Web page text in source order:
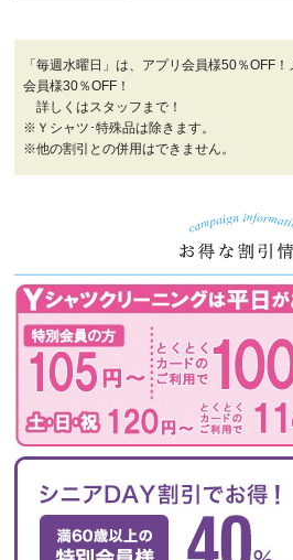
「毎週水曜日」は、アプリ会員様50％OFF
会員様30％OFF！
詳しくはスタッフまで！
※Ｙシャツ･特殊品は除きます。
※他の割引との併用はできません。